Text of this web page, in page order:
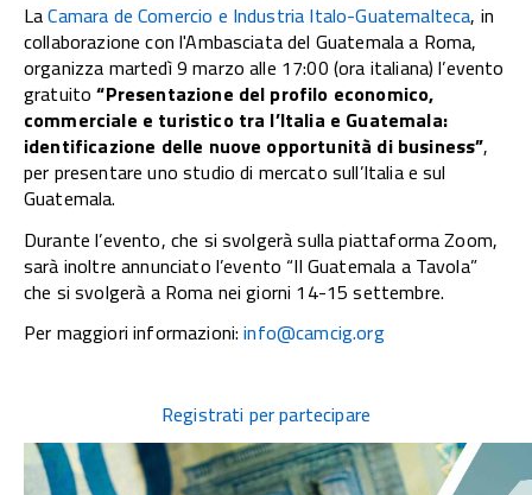
LaCamara de Comercio e Industria Italo-Guatemalteca, in
collaborazione con l'Ambasciata del Guatemala a Roma,
organizza martedì 9 marzo alle 17:00 (ora italiana) l’evento
gratuito“Presentazione del profilo economico,
commerciale e turistico tra l’Italia e Guatemala:
identificazione delle nuove opportunità di business”,
per presentare uno studio di mercato sull’Italia e sul
Guatemala.
Durante l’evento, che si svolgerà sulla piattaforma Zoom,
sarà inoltre annunciato l’evento “Il Guatemala a Tavola”
che si svolgerà a Roma nei giorni 14-15 settembre.
Per maggiori informazioni:info@camcig.org
Registrati per partecipare